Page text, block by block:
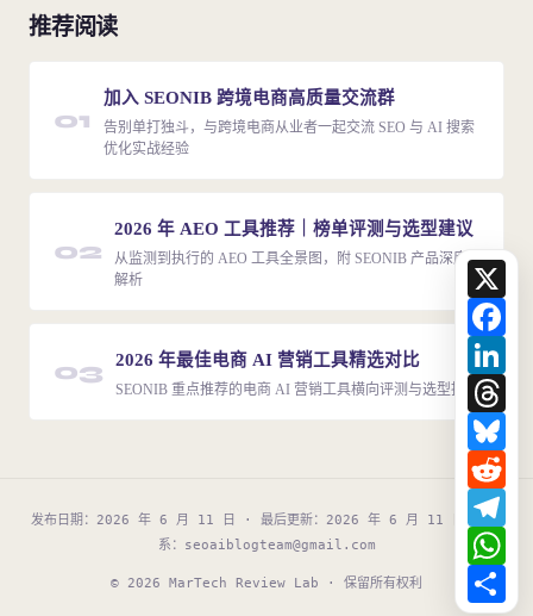
推荐阅读
01
加入 SEONIB 跨境电商高质量交流群
告别单打独斗，与跨境电商从业者一起交流 SEO 与 AI 搜索
优化实战经验
02
2026 年 AEO 工具推荐｜榜单评测与选型建议
从监测到执行的 AEO 工具全景图，附 SEONIB 产品深度
解析
03 2026 年最佳电商 AI 营销工具精选对比
SEONIB 重点推荐的电商 AI 营销工具横向评测与选型指南
发布日期：2026 年 6 月 11 日 · 最后更新：2026 年 6 月 11 日 · 联
系：
seoaiblogteam@gmail.com
© 2026 MarTech Review Lab · 保留所有权利